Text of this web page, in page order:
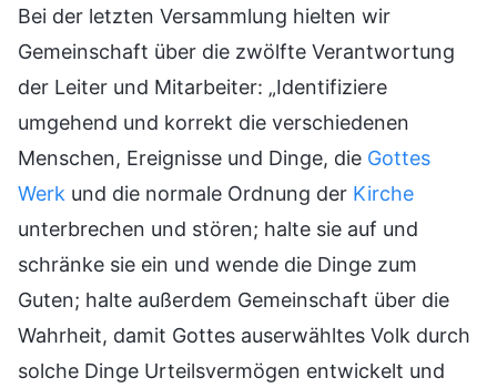
Bei der letzten Versammlung hielten wir
Gemeinschaft über die zwölfte Verantwortung
der Leiter und Mitarbeiter: „Identifiziere
umgehend und korrekt die verschiedenen
Menschen, Ereignisse und Dinge, die Gottes
Werk und die normale Ordnung der Kirche
unterbrechen und stören; halte sie auf und
schränke sie ein und wende die Dinge zum
Guten; halte außerdem Gemeinschaft über die
Wahrheit, damit Gottes auserwähltes Volk durch
solche Dinge Urteilsvermögen entwickelt und